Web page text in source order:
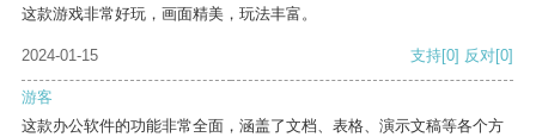
这款游戏非常好玩，画面精美，玩法丰富。
2024-01-15 支持[0] 反对[0]
游客
这款办公软件的功能非常全面，涵盖了文档、表格、演示文稿等各个方